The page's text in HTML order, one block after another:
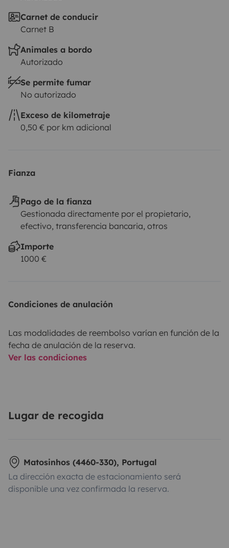
Carnet de conducir
Carnet B
Animales a bordo
Autorizado
Se permite fumar
No autorizado
Exceso de kilometraje
0,50 € por km adicional
Fianza
Pago de la fianza
Gestionada directamente por el propietario,
efectivo, transferencia bancaria, otros
Importe
1000 €
Condiciones de anulación
Las modalidades de reembolso varían en función de la
fecha de anulación de la reserva.
Ver las condiciones
Lugar de recogida
Matosinhos (4460-330), Portugal
La dirección exacta de estacionamiento será
disponible una vez confirmada la reserva.